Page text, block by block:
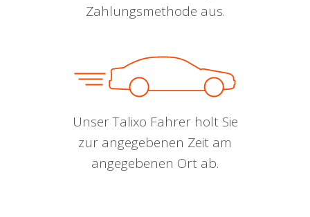
Zahlungsmethode aus.
Unser Talixo Fahrer holt Sie
zur angegebenen Zeit am
angegebenen Ort ab.